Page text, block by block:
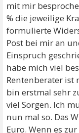
mit mir
% die jeweilige
formulierte
Post bei mir an
Einspruch
habe mich viel
Rentenberater
bin erstmal sehr
viel Sorgen. Ich
nun mal so. Das
Euro. Wenn es